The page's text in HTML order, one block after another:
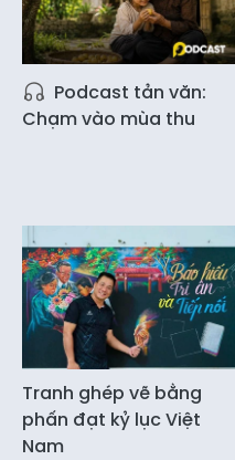
Podcast tản văn:
Chạm vào mùa thu
Tranh ghép vẽ bằng
phấn đạt kỷ lục Việt
Nam